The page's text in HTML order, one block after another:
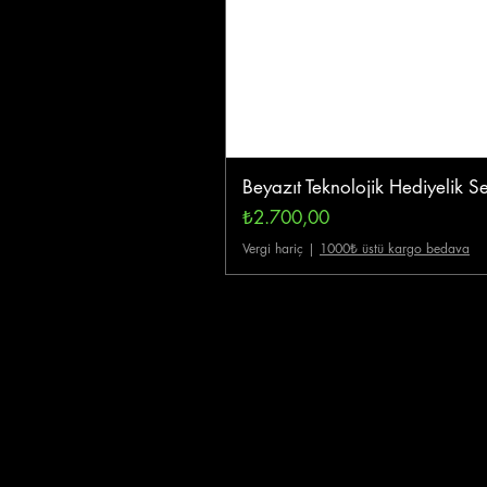
Beyazıt Teknolojik Hediyelik
Fiyat
₺2.700,00
Vergi hariç | 1000₺ üstü kargo bedava